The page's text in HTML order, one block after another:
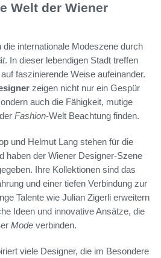
Welt der Wiener
die internationale Modeszene durch
. In dieser lebendigen Stadt treffen
auf faszinierende Weise aufeinander.
zeigen nicht nur ein Gespür
auch die Fähigkeit, mutige
Fashion-Welt Beachtung finden.
und Helmut Lang stehen für die
haben der Wiener Designer-Szene
Ihre Kollektionen sind das
und einer tiefen Verbindung zur
Talente wie Julian Zigerli erweitern
Ideen und innovative Ansätze, die
Mode verbinden.
viele Designer, die im Besondere